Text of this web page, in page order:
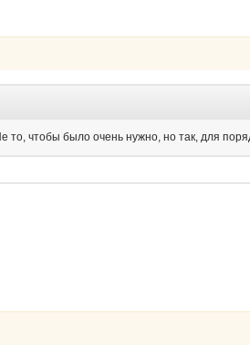
чтобы было очень нужно, но так, для